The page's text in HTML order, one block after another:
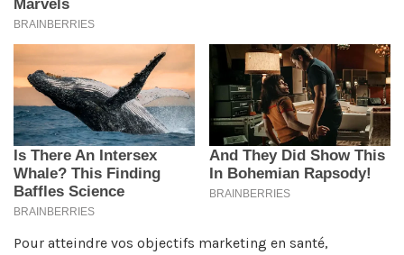
Pour atteindre vos objectifs marketing en santé,